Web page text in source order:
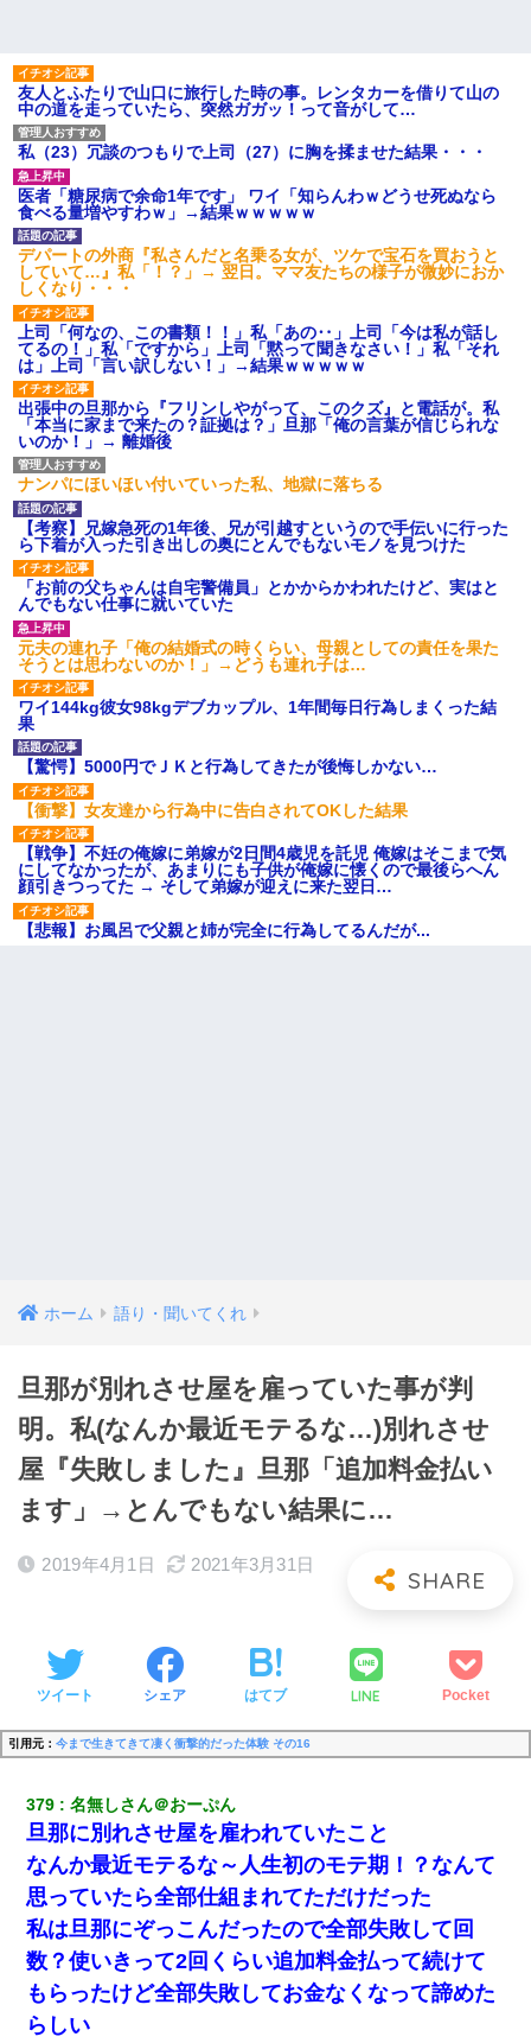
友人とふたりで山口に旅行した時の事。レンタカーを借りて山の
中の道を走っていたら、突然ガガッ！って音がして…
私（23）冗談のつもりで上司（27）に胸を揉ませた結果・・・
医者「糖尿病で余命1年です」 ワイ「知らんわｗどうせ死ぬなら
食べる量増やすわｗ」→結果ｗｗｗｗｗ
デパートの外商『私さんだと名乗る女が、ツケで宝石を買おうと
していて…』私「！？」→ 翌日。ママ友たちの様子が微妙におか
しくなり・・・
上司「何なの、この書類！！」私「あの‥」上司「今は私が話し
てるの！」私「ですから」上司「黙って聞きなさい！」私「それ
は」上司「言い訳しない！」→結果ｗｗｗｗｗ
出張中の旦那から『フリンしやがって、このクズ』と電話が。私
「本当に家まで来たの？証拠は？」旦那「俺の言葉が信じられな
いのか！」→ 離婚後
ナンパにほいほい付いていった私、地獄に落ちる
【考察】兄嫁急死の1年後、兄が引越すというので手伝いに行った
ら下着が入った引き出しの奥にとんでもないモノを見つけた
「お前の父ちゃんは自宅警備員」とかからかわれたけど、実はと
んでもない仕事に就いていた
元夫の連れ子「俺の結婚式の時くらい、母親としての責任を果た
そうとは思わないのか！」→どうも連れ子は…
ワイ144kg彼女98kgデブカップル、1年間毎日行為しまくった結
果
【驚愕】5000円でＪＫと行為してきたが後悔しかない…
【衝撃】女友達から行為中に告白されてOKした結果
【戦争】不妊の俺嫁に弟嫁が2日間4歳児を託児 俺嫁はそこまで気
にしてなかったが、あまりにも子供が俺嫁に懐くので最後らへん
顔引きつってた → そして弟嫁が迎えに来た翌日…
【悲報】お風呂で父親と姉が完全に行為してるんだが...
ホーム 語り・聞いてくれ
旦那が別れさせ屋を雇っていた事が判
明。私(なんか最近モテるな…)別れさせ
屋『失敗しました』旦那「追加料金払い
ます」→とんでもない結果に…
2019年4月1日 2021年3月31日
ツイート シェア はてブ LINE Pocket
引用元： 今まで生きてきて凄く衝撃的だった体験 その16
379 名無しさん＠おーぷん
旦那に別れさせ屋を雇われていたこと
なんか最近モテるな～人生初のモテ期！？なんて
思っていたら全部仕組まれてただけだった
私は旦那にぞっこんだったので全部失敗して回
数？使いきって2回くらい追加料金払って続けて
もらったけど全部失敗してお金なくなって諦めた
らしい